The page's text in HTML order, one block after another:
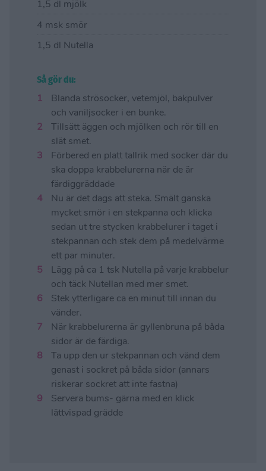
1,5 dl mjölk
4 msk smör
1,5 dl Nutella
Så gör du:
Blanda strösocker, vetemjöl, bakpulver
och vaniljsocker i en bunke.
Tillsätt äggen och mjölken och rör till en
slät smet.
Förbered en platt tallrik med socker där du
ska doppa krabbelurerna när de är
färdiggräddade
Nu är det dags att steka. Smält ganska
mycket smör i en stekpanna och klicka
sedan ut tre stycken krabbelurer i taget i
stekpannan och stek dem på medelvärme
ett par minuter.
Lägg på ca 1 tsk Nutella på varje krabbelur
och täck Nutellan med mer smet.
Stek ytterligare ca en minut till innan du
vänder.
När krabbelurerna är gyllenbruna på båda
sidor är de färdiga.
Ta upp den ur stekpannan och vänd dem
genast i sockret på båda sidor (annars
riskerar sockret att inte fastna)
Servera bums- gärna med en klick
lättvispad grädde